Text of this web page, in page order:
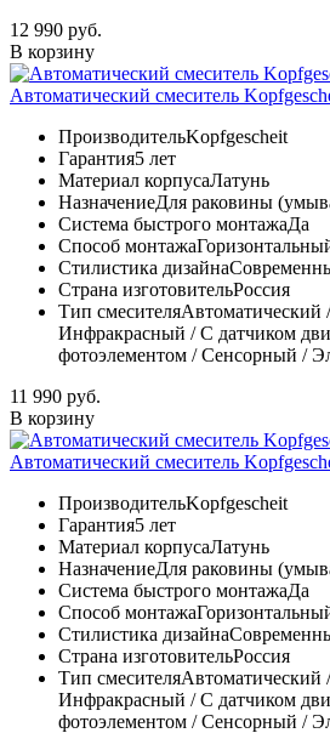
12 990 руб.
В корзину
Автоматический смеситель
ПроизводительKopfgescheit
Гарантия5 лет
Материал корпусаЛатунь
НазначениеДля раковины
Система быстрого монтажаДа
Способ монтажа
Стилистика дизайна
Страна изготовительРоссия
Тип смесителяАвтоматический
Инфракрасный / С датчиком
фотоэлементом / Сенсорный /
11 990 руб.
В корзину
Автоматический смеситель
ПроизводительKopfgescheit
Гарантия5 лет
Материал корпусаЛатунь
НазначениеДля раковины
Система быстрого монтажаДа
Способ монтажа
Стилистика дизайна
Страна изготовительРоссия
Тип смесителяАвтоматический
Инфракрасный / С датчиком
фотоэлементом / Сенсорный /